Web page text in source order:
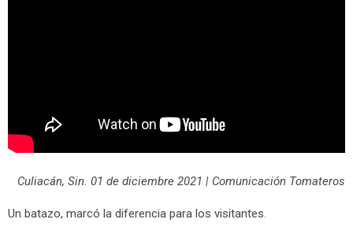
Culiacán, Sin. 01 de diciembre 2021 | Comunicación Tomateros
Un batazo, marcó la diferencia para los visitantes.